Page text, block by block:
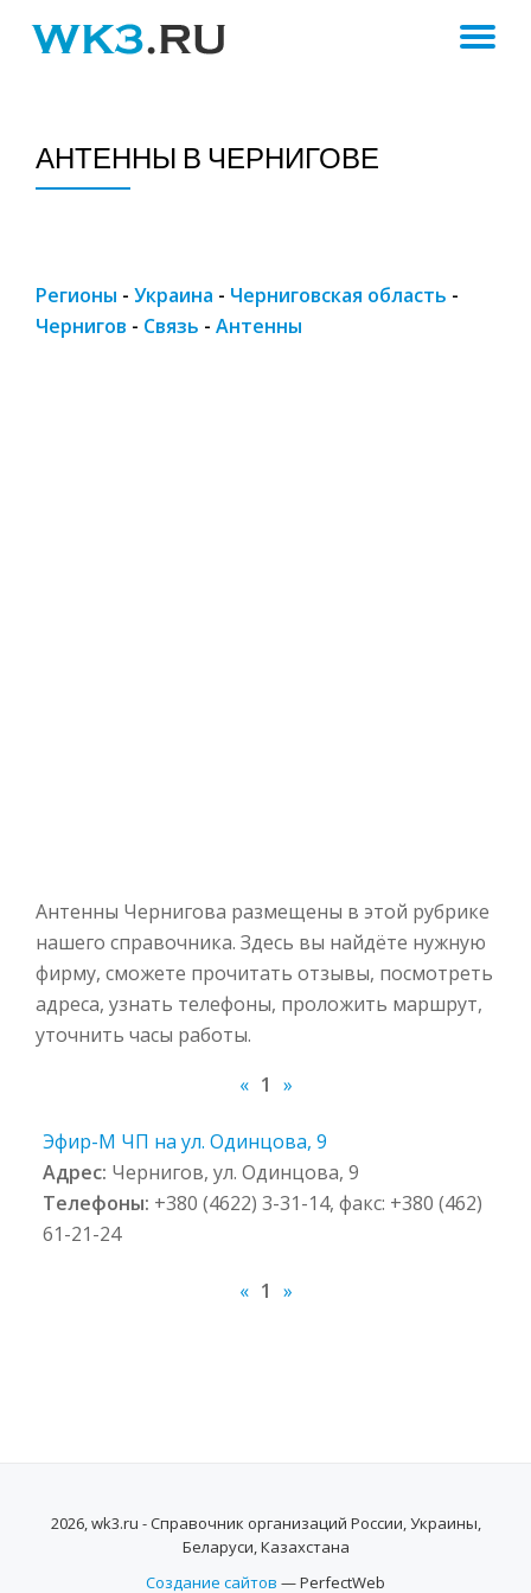
АНТЕННЫ В ЧЕРНИГОВЕ
Регионы - Украина - Черниговская область -
Чернигов - Связь - Антенны
Антенны Чернигова размещены в этой рубрике
нашего справочника. Здесь вы найдёте нужную
фирму, сможете прочитать отзывы, посмотреть
адреса, узнать телефоны, проложить маршрут,
уточнить часы работы.
« 1 »
Эфир-М ЧП на ул. Одинцова, 9
Адрес: Чернигов, ул. Одинцова, 9
Телефоны: +380 (4622) 3-31-14, факс: +380 (462)
61-21-24
« 1 »
2026, wk3.ru - Справочник организаций России, Украины,
Беларуси, Казахстана
Создание сайтов — PerfectWeb